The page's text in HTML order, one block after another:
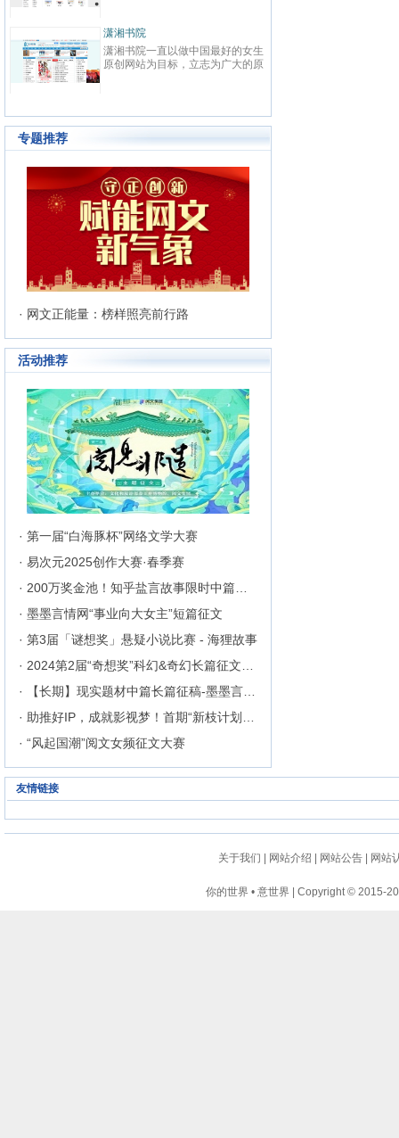
力于成为全球领先的中文数字出版
机构。作为旗下网站，17K小说网
以“让每个人都享受创作的乐趣”为
使命，以“成就与共赢”为价值观，
500余家，日均访问量3000W。
小说和网站建造对外的展示窗口，
而诞生的新模式垂直综合平台。严
选优质和潜力小说网站，用全面及
时、见地独到的资讯信息，贴合需
潇湘书院
潇湘书院一直以做中国最好的女生
原创网站为目标，立志为广大的原
成为女性原创作者群体以及读者群
专题推荐
· 网文正能量：榜样照亮前行路
活动推荐
· 第一届“白海豚杯”网络文学大赛
· 易次元2025创作大赛·春季赛
· 墨墨言情网“事业向大女主”短篇征文
· 第3届「谜想奖」悬疑小说比赛 - 海狸故事
· “风起国潮”阅文女频征文大赛
友情链接
关于我们 网站介绍 网站公告 网站
你的世界 • 意世界 | Copyright © 2015-